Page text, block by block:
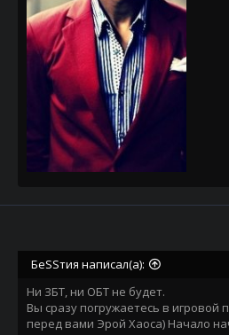
БеSSтия написал(а):
Ни ЗБТ, ни ОБТ не будет.
Вы сразу погружаетесь в игровой
перед вами Эрой Хаоса) Начало